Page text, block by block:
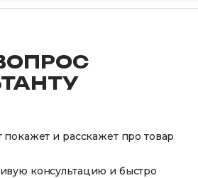
и расскажет про товар
консультацию и быстро